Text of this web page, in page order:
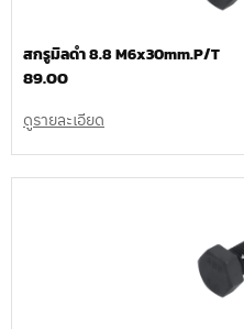
สกรูมิลดำ 8.8 M6x30mm.P/T
89.00
ดูรายละเอียด